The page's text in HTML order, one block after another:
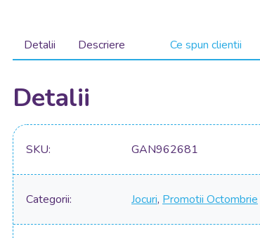
Detalii Descriere Ce spun clientii
Detalii
SKU GAN962681
Categorii Jocuri, Promotii Octombrie